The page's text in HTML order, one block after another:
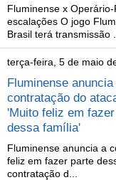
Fluminense x
escalações O jogo
Brasil terá transmissão ...
terça-feira, 5 de maio
Fluminense anuncia
contratação do
'Muito feliz em
dessa família'
Fluminense anuncia a
feliz em fazer parte
contratação d...